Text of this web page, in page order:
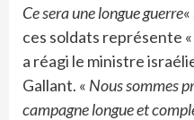
Ce sera une longue guerre
ces soldats représente «
a réagi le ministre
Gallant. « Nous sommes
campagne longue et